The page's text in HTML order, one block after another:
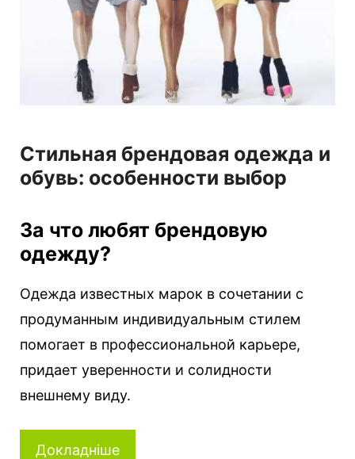
Стильная брендовая одежда и
обувь: особенности выбор
За что любят брендовую
одежду?
Одежда известных марок в сочетании с
продуманным индивидуальным стилем
помогает в профессиональной карьере,
придает уверенности и солидности
внешнему виду.
Докладніше